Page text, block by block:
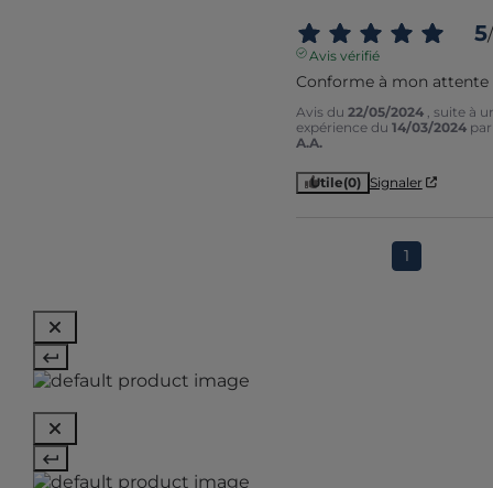
5/
Avis vérifié
Conforme à mon attente
Avis du 22/05/2024
, suite à
expérience du 14/03/2024 par
A.A.
Utile(0) Signaler
1